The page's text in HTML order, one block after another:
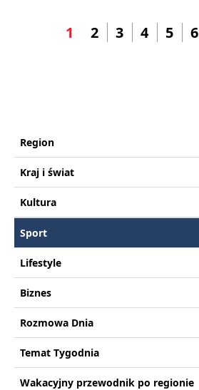
1 2 3 4 5 6
Region
Kraj i świat
Kultura
Sport
Lifestyle
Biznes
Rozmowa Dnia
Temat Tygodnia
Wakacyjny przewodnik po regionie